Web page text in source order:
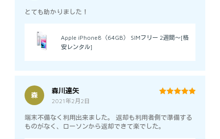
とても助かりました！
Apple iPhone8（64GB） SIMフリー 2週間～[格
安レンタル]
森
森川達矢
2021年2月2日
端末不備なく利用出来ました。 返却も利用者側で準備する
ものがなく、ローソンから返却できて楽でした。